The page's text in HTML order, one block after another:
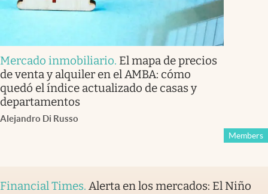
Mercado inmobiliario. El mapa de precios
de venta y alquiler en el AMBA: cómo
quedó el índice actualizado de casas y
departamentos
Alejandro Di Russo
Members
Financial Times. Alerta en los mercados: El Niño